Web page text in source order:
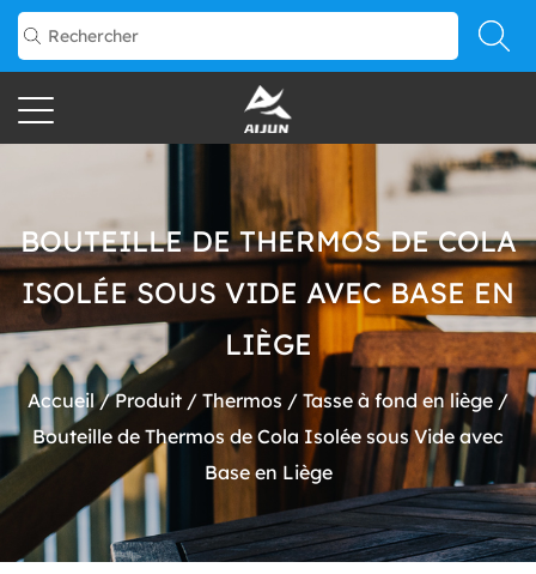
BOUTEILLE DE THERMOS DE COLA
ISOLÉE SOUS VIDE AVEC BASE EN
LIÈGE
Accueil/Produit / Thermos / Tasse à fond en liège /
Bouteille de Thermos de Cola Isolée sous Vide avec
Base en Liège